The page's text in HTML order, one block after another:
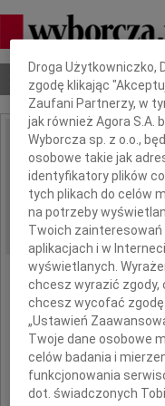
Nekrologi Odeszli
IMIĘ I NAZWISKO:
REGION:
DATA EMISJI:
Dbamy o Twoją
Droga Użytkowniczko,
zgodę klikając
Zaufani Partnerzy, w
jak również Agora S.A.
Wyborcza sp. z o.o.,
osobowe takie jak
identyfikatory plików
tych plikach do celów
na potrzeby
Twoich
aplikacjach i w
wyświetlanych.
chcesz wyrazić zgody,
chcesz wycofać
„Ustawień
Twoje dane osobowe
celów badania i
funkcjonowania
dot. świadczonych